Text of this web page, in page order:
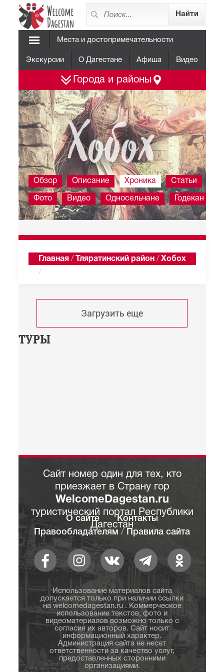
Места и достопримечательности
Экскурсии О Дагестане Афиша Видео
Города и районы
Хобох
Обзор Описание Хроника Статьи
Фото Видео Односельчане Годекан
Главная / Тляратинский район / Хобох
/
Загрузить еще
ТУРЫ
Сайт номер один для тех, кто
приезжает в Страну гор
WelcomeDagestan.ru
туристический портал Республики
Дагестан
О сайте
Контакты
Правообладателям / Правила сайта
Использование материалов сайта
допускается только при наличии ссылки
на welcomedagestan.ru . Коммерческое
использование текстов, фото и
видеоматериалов возможно только с
согласия их авторов. Сайт носит
информационный характер.
Администрация сайта не несет
ответственности за качество услуг,
предоставленных сторонними
организациями.